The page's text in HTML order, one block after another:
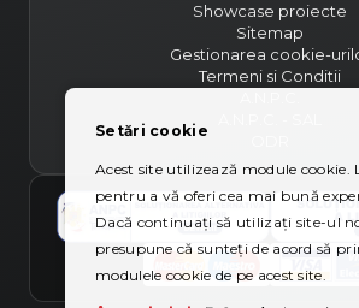
Showcase proiecte
Sitemap
Gestionarea cookie-
Termeni si Conditii
Setări cookie
Acest site utilizează module cookie.
pentru a vă oferi cea mai bună
Dacă continuați să utilizați site-ul
presupune că sunteți de acord să
modulele cookie de pe acest site.